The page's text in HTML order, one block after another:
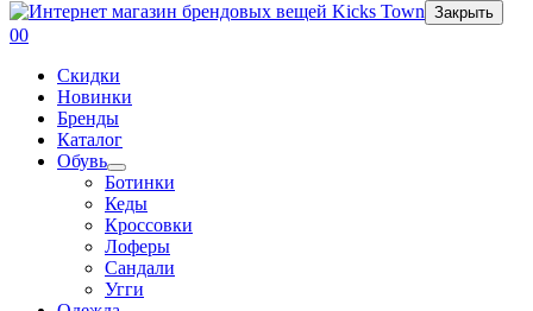
Закрыть
00
Скидки
Новинки
Бренды
Каталог
Обувь
Ботинки
Кеды
Кроссовки
Лоферы
Сандали
Угги